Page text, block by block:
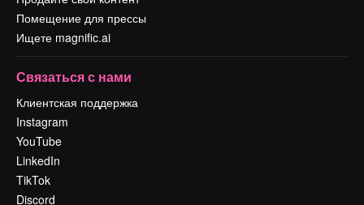
Помещение для прессы
Ищете magnific.ai
Связаться с нами
Клиентская поддержка
Instagram
YouTube
LinkedIn
TikTok
Discord